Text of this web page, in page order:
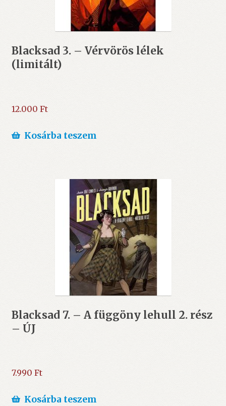
Blacksad 3. – Vérvörös lélek
(limitált)
12.000 Ft
Kosárba teszem
Blacksad 7. – A függöny lehull 2. rész
– ÚJ
7.990 Ft
Kosárba teszem